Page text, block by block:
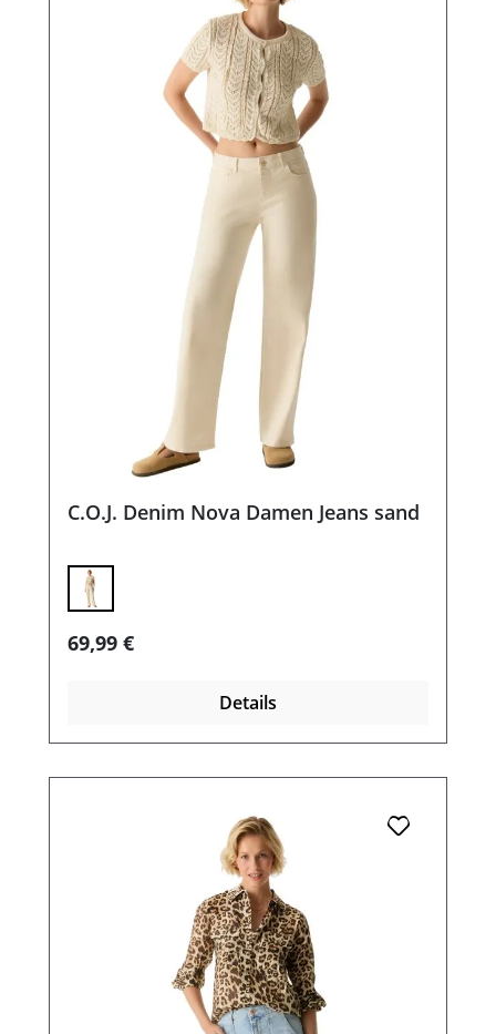
C.O.J. Denim Nova Damen Jeans sand
Regulärer Preis:
69,99 €
Details